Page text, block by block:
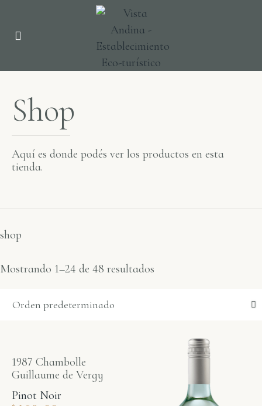
Shop
Aquí es donde podés ver los productos en esta
tienda.
shop
Mostrando 1–24 de 48 resultados
1987 Chambolle
Guillaume de Vergy
Pinot Noir